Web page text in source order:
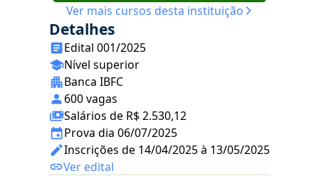
Ver mais cursos desta instituição
Detalhes
Edital 001/2025
Nível superior
Banca IBFC
600 vagas
Salários de R$ 2.530,12
Prova dia 06/07/2025
Inscrições de 14/04/2025 à 13/05/2025
Ver edital